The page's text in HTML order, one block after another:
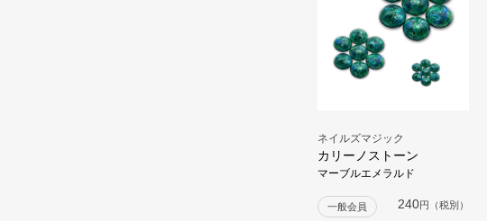
ネイルズマジック
カリーノストーン
マーブルエメラルド
一般会員 240円（税別）